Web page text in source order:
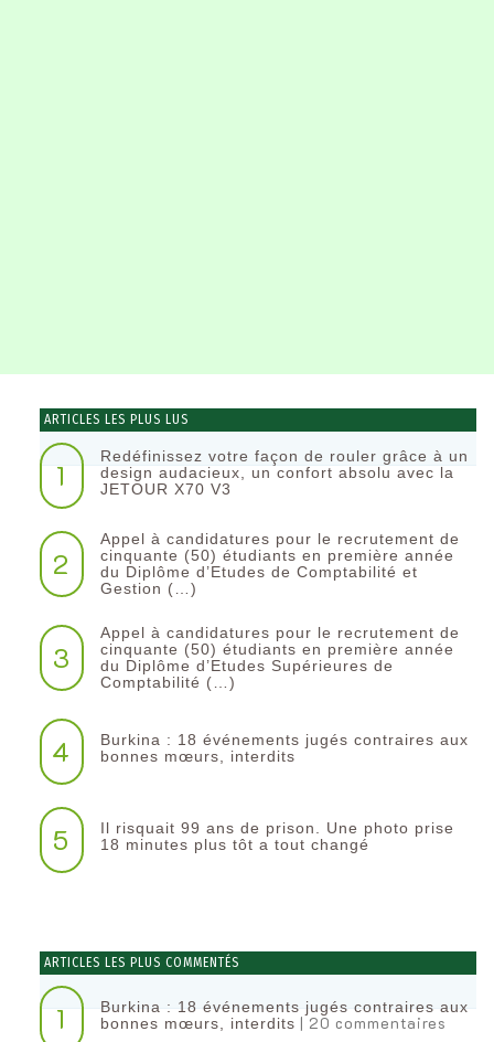
ARTICLES LES PLUS LUS
1
Redéfinissez votre façon de rouler grâce à un
design audacieux, un confort absolu avec la
JETOUR X70 V3
2
Appel à candidatures pour le recrutement de
cinquante (50) étudiants en première année
du Diplôme d’Etudes de Comptabilité et
Gestion (…)
3
Appel à candidatures pour le recrutement de
cinquante (50) étudiants en première année
du Diplôme d’Etudes Supérieures de
Comptabilité (…)
4
Burkina : 18 événements jugés contraires aux
bonnes mœurs, interdits
5
Il risquait 99 ans de prison. Une photo prise
18 minutes plus tôt a tout changé
ARTICLES LES PLUS COMMENTÉS
1
Burkina : 18 événements jugés contraires aux
bonnes mœurs, interdits | 20 commentaires